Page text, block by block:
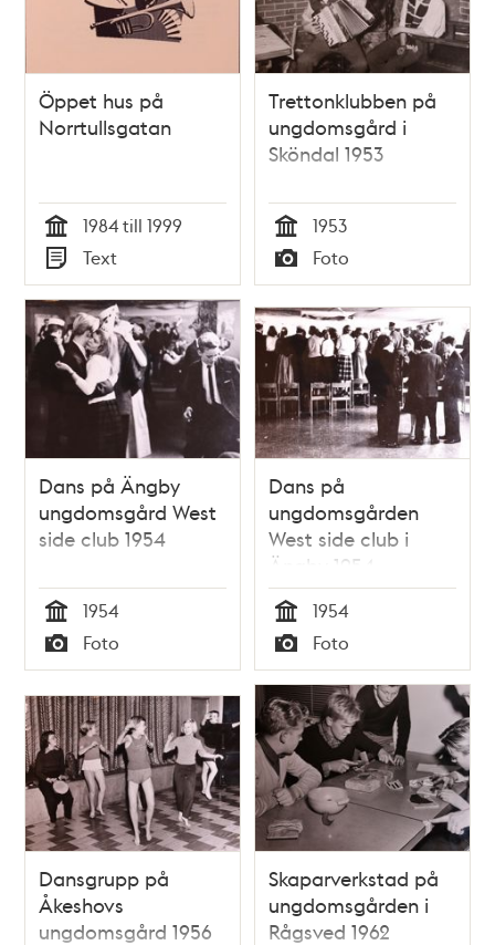
Öppet hus på
Norrtullsgatan
Tid
1984 till 1999
Typ
Text
Trettonklubben på
ungdomsgård i
Sköndal 1953
Tid
1953
Typ
Foto
Dans på Ängby
ungdomsgård West
side club 1954
Tid
1954
Typ
Foto
Dans på
ungdomsgården
West side club i
Ängby 1954
Tid
1954
Typ
Foto
Dansgrupp på
Åkeshovs
ungdomsgård 1956
Skaparverkstad på
ungdomsgården i
Rågsved 1962